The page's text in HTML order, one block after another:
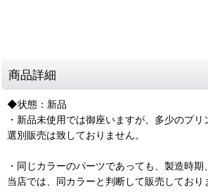
商品詳細
◆状態：新品
・新品未使用では御座いますが、多少のプ
選別販売は致しておりません。
・同じカラーのパーツであっても、製造時
当店では、同カラーと判断して販売しており